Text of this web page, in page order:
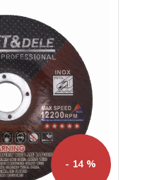
- 14 %